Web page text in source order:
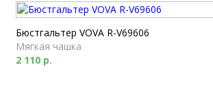
Бюстгальтер VOVA R-V69606
Мягкая чашка
2 110 р.